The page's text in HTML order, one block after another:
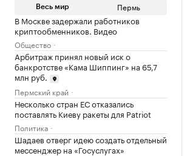
Весь мир Пермь
В Москве задержали работников
криптообменников. Видео
Общество
Арбитраж принял новый иск о
банкротстве «Кама Шиппинг» на 65,7
млн руб.
Пермский край
Несколько стран ЕС отказались
поставлять Киеву ракеты для Patriot
Политика
Шадаев отверг идею создать отдельный
мессенджер на «Госуслугах»